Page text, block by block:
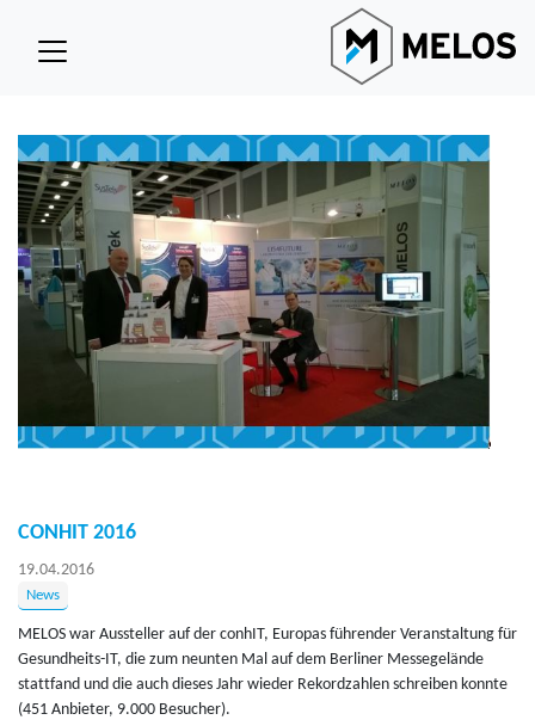
CONHIT 2016
19.04.2016
News
MELOS war Aus­stel­ler auf der con­hIT, Eu­ro­pas füh­ren­der Ver­an­stal­tung für
Ge­sund­heits-IT, die zum neun­ten Mal auf dem Ber­li­ner Mes­se­ge­län­de
statt­fand und die auch die­ses Jahr wie­der Re­kord­zah­len schrei­ben konn­te
(451 An­bie­ter, 9.000 Be­su­cher).